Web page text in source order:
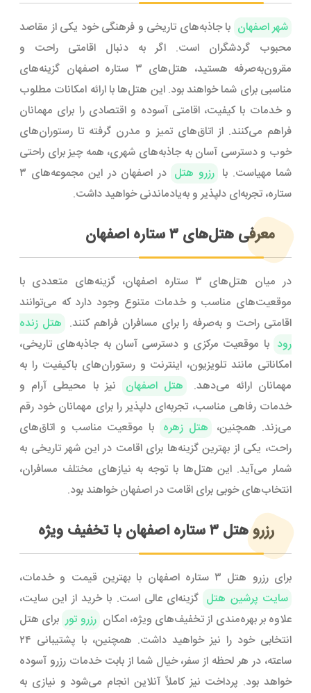
شهر اصفهان با جاذبه‌های تاریخی و فرهنگی خود یکی از مقاصد
محبوب گردشگران است. اگر به دنبال اقامتی راحت و
مقرون‌به‌صرفه هستید، هتل‌های ۳ ستاره اصفهان گزینه‌های
مناسبی برای شما خواهند بود. این هتل‌ها با ارائه امکانات مطلوب
و خدمات با کیفیت، اقامتی آسوده و اقتصادی را برای مهمانان
فراهم می‌کنند. از اتاق‌های تمیز و مدرن گرفته تا رستوران‌های
خوب و دسترسی آسان به جاذبه‌های شهری، همه چیز برای راحتی
شما مهیاست. با رزرو هتل
در اصفهان در این مجموعه‌های ۳
ستاره، تجربه‌ای دلپذیر و به‌یادماندنی خواهید داشت.
معرفی هتل‌های ۳ ستاره اصفهان
در میان هتل‌های ۳ ستاره اصفهان، گزینه‌های متعددی با
موقعیت‌های مناسب و خدمات متنوع وجود دارد که می‌توانند
اقامتی راحت و به‌صرفه را برای مسافران فراهم کنند. هتل زنده‌
رود با موقعیت مرکزی و دسترسی آسان به جاذبه‌های تاریخی،
امکاناتی مانند تلویزیون، اینترنت و رستوران‌های باکیفیت را به
مهمانان ارائه می‌دهد.
هتل اصفهان
نیز با محیطی آرام و
خدمات رفاهی مناسب، تجربه‌ای دلپذیر را برای مهمانان خود رقم
می‌زند. همچنین، هتل زهره با موقعیت مناسب و اتاق‌های
راحت، یکی از بهترین گزینه‌ها برای اقامت در این شهر تاریخی به
شمار می‌آید. این هتل‌ها با توجه به نیازهای مختلف مسافران،
انتخاب‌های خوبی برای اقامت در اصفهان خواهند بود.
رزرو هتل ۳ ستاره اصفهان با تخفیف ویژه
برای رزرو هتل ۳ ستاره اصفهان با بهترین قیمت و خدمات،
سایت پرشین هتل گزینه‌ای عالی است. با خرید از این سایت،
علاوه بر بهره‌مندی از تخفیف‌های ویژه، امکان رزرو تور برای هتل
انتخابی خود را نیز خواهید داشت. همچنین، با پشتیبانی ۲۴
ساعته، در هر لحظه از سفر، خیال شما از بابت خدمات رزرو آسوده
خواهد بود. پرداخت نیز کاملاً آنلاین انجام می‌شود و نیازی به